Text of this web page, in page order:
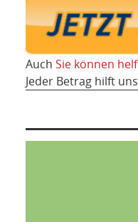
Auch Sie können
Jeder Betrag hilft